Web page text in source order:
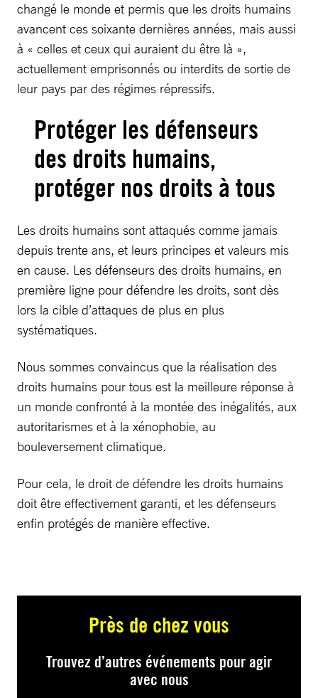
changé le monde et permis que les droits humains
avancent ces soixante dernières années, mais aussi
à « celles et ceux qui auraient du être là »,
actuellement emprisonnés ou interdits de sortie de
leur pays par des régimes répressifs.
Protéger les défenseurs
des droits humains,
protéger nos droits à tous
Les droits humains sont attaqués comme jamais
depuis trente ans, et leurs principes et valeurs mis
en cause. Les défenseurs des droits humains, en
première ligne pour défendre les droits, sont dès
lors la cible d’attaques de plus en plus
systématiques.
Nous sommes convaincus que la réalisation des
droits humains pour tous est la meilleure réponse à
un monde confronté à la montée des inégalités, aux
autoritarismes et à la xénophobie, au
bouleversement climatique.
Pour cela, le droit de défendre les droits humains
doit être effectivement garanti, et les défenseurs
enfin protégés de manière effective.
Près de chez vous
Trouvez d’autres événements pour agir
avec nous